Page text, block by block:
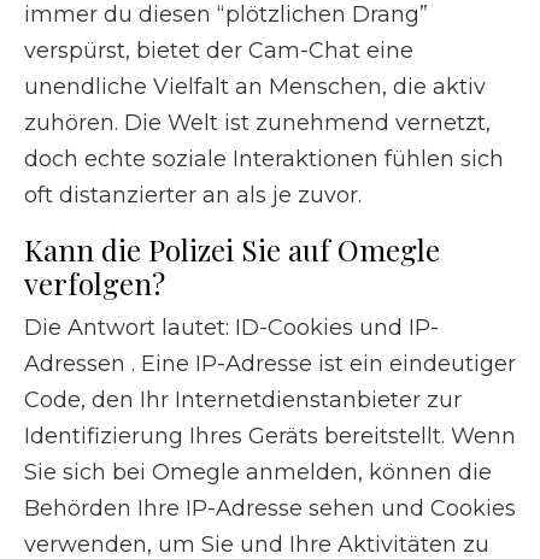
immer du diesen “plötzlichen Drang”
verspürst, bietet der Cam-Chat eine
unendliche Vielfalt an Menschen, die aktiv
zuhören. Die Welt ist zunehmend vernetzt,
doch echte soziale Interaktionen fühlen sich
oft distanzierter an als je zuvor.
Kann die Polizei Sie auf Omegle
verfolgen?
Die Antwort lautet: ID-Cookies und IP-
Adressen . Eine IP-Adresse ist ein eindeutiger
Code, den Ihr Internetdienstanbieter zur
Identifizierung Ihres Geräts bereitstellt. Wenn
Sie sich bei Omegle anmelden, können die
Behörden Ihre IP-Adresse sehen und Cookies
verwenden, um Sie und Ihre Aktivitäten zu